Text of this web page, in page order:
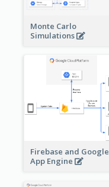
Monte Carlo
Simulations
Firebase and Google
App Engine